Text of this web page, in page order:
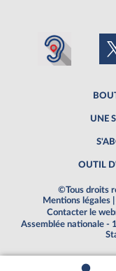
UNE
OUTIL
©Tous droits
Mentions légales
Contacter le
Assemblée nationale -